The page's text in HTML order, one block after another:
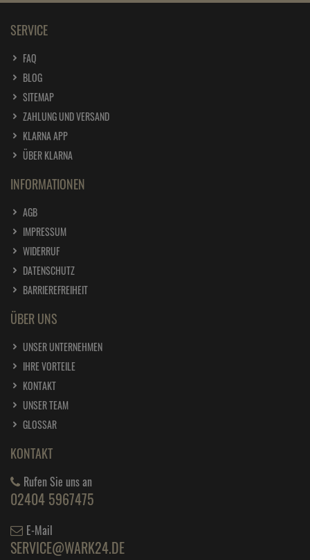
SERVICE
FAQ
BLOG
SITEMAP
ZAHLUNG UND VERSAND
KLARNA APP
ÜBER KLARNA
INFORMATIONEN
AGB
IMPRESSUM
WIDERRUF
DATENSCHUTZ
BARRIEREFREIHEIT
ÜBER UNS
UNSER UNTERNEHMEN
IHRE VORTEILE
KONTAKT
UNSER TEAM
GLOSSAR
KONTAKT
Rufen Sie uns an
02404 5967475
E-Mail
SERVICE@WARK24.DE